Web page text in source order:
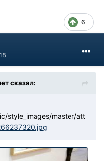
6
сказал:
style_images/master/att